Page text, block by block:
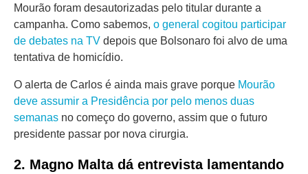
Mourão foram desautorizadas pelo titular durante a
campanha. Como sabemos, o general cogitou participar
de debates na TV depois que Bolsonaro foi alvo de uma
tentativa de homicídio.
O alerta de Carlos é ainda mais grave porque Mourão
deve assumir a Presidência por pelo menos duas
semanas no começo do governo, assim que o futuro
presidente passar por nova cirurgia.
2. Magno Malta dá entrevista lamentando